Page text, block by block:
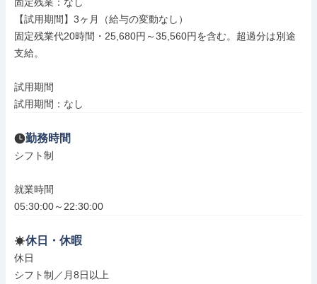
【試用期間】3ヶ月（給与の変動なし）
固定残業代20時間・25,680円～35,560円を含む。超過分は別途
支給。
試用期間
試用期間：なし
勤務時間
シフト制
就業時間
05:30:00～22:30:00
休日・休暇
休日
シフト制／月8日以上